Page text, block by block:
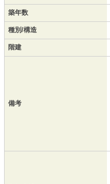
築年数
種別/構造
階建
備考